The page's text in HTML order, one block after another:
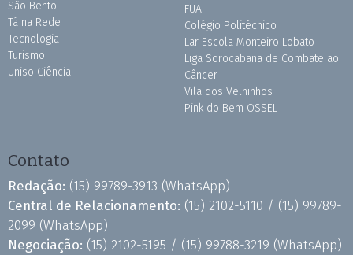
São Bento
Tá na Rede
Tecnologia
Turismo
Uniso Ciência
FUA
Colégio Politécnico
Lar Escola Monteiro Lobato
Liga Sorocabana de Combate ao
Câncer
Vila dos Velhinhos
Pink do Bem OSSEL
Contato
Redação: (15) 99789-3913 (WhatsApp)
Central de Relacionamento: (15) 2102-5110 / (15) 99789-
2099 (WhatsApp)
Negociação: (15) 2102-5195 / (15) 99788-3219 (WhatsApp)